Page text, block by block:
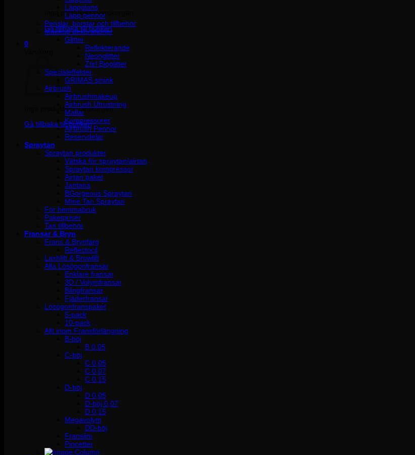
Inga produkter i varukorgen.
Gå tillbaka till butiken
0
Inga produkter i varukorgen.
Gå tillbaka till butiken
Läppglans
Läpp pennor
Penslar, borstar och tillbehör
Makeup dekorationer
Glitter
Reflekterande
Neonglitter
Ztirl Bioglitter
Specialeffekter
GRIMAS smink
Airbrush
Airbrushmakeup
Airbrush Utrustning
Mallar
Kompressorer
Airbrush Pennor
Reservdelar
Spraytan
Spraytan produkter
Vätska för spraytan/airtan
Spraytan kompressor
Airtan paket
Jantana
BGorgeous Spraytan
Mine Tan Spraytan
För hemmabruk
Paketpriser
Tan tillbehör
Fransar & Bryn
Frans & Brynfärg
Reflectocil
Lashlift & Browlift
Alla Lösögonfransar
Enklare fransar
3D / Volymfransar
Blingfransar
Fjäderfransar
Lösögonfranspaket
5-pack
10-pack
Allt inom Fransförlängning
B-böj
B 0.05
C-böj
C 0,05
C 0,07
C 0,15
D-böj
D 0,05
D-böj 0,07
D 0,15
Megavolym
DD-böj
Franslim
Pincetter